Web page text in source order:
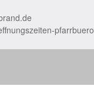
pfarrbuero